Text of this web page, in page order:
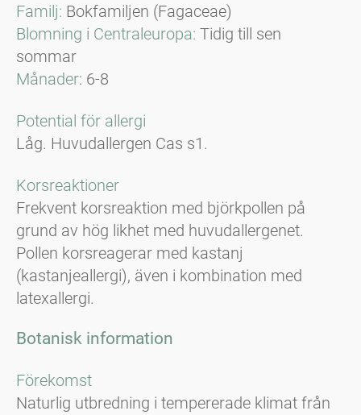
Familj: Bokfamiljen (Fagaceae)
Blomning i Centraleuropa: Tidig till sen
sommar
Månader: 6-8
Potential för allergi
Låg. Huvudallergen Cas s1.
Korsreaktioner
Frekvent korsreaktion med björkpollen på
grund av hög likhet med huvudallergenet.
Pollen korsreagerar med kastanj
(kastanjeallergi), även i kombination med
latexallergi.
Botanisk information
Förekomst
Naturlig utbredning i tempererade klimat från